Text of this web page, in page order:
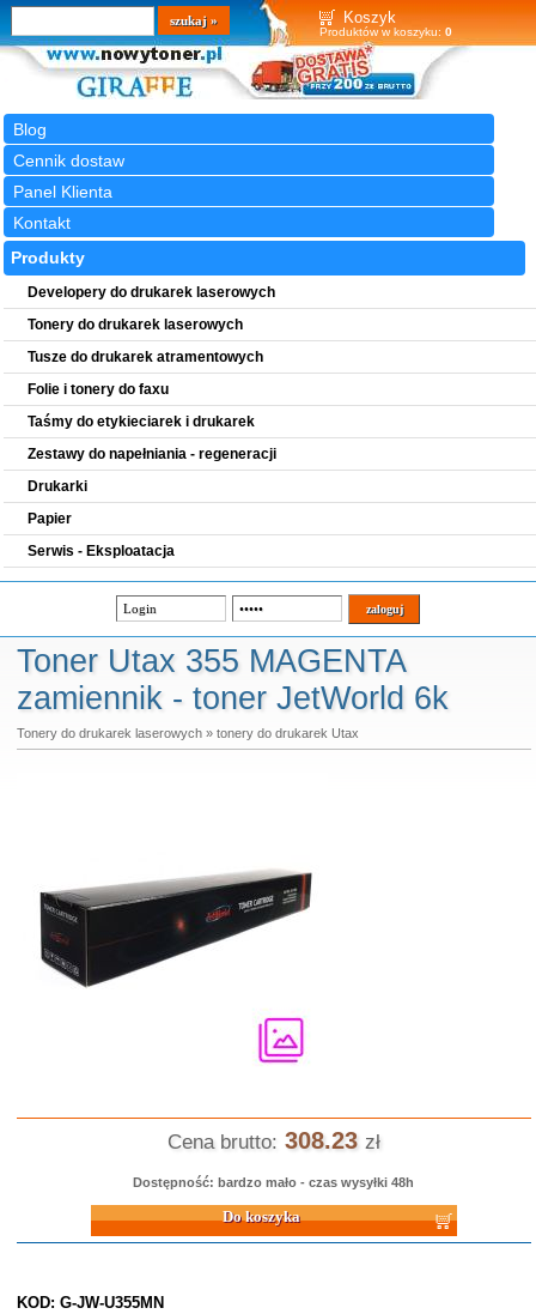
Koszyk
Produktów w koszyku: 0
Blog
Cennik dostaw
Panel Klienta
Kontakt
Wyszukiwarka
szukaj
Produkty
Developery do drukarek laserowych
Tonery do drukarek laserowych
Tusze do drukarek atramentowych
Folie i tonery do faxu
Taśmy do etykieciarek i drukarek
Zestawy do napełniania - regeneracji
Drukarki
Papier
Serwis - Eksploatacja
Toner Utax 355 MAGENTA
zamiennik - toner JetWorld 6k
Tonery do drukarek laserowych» tonery do drukarek Utax
Cena brutto: 308.23 zł
Dostępność: bardzo mało - czas wysyłki 48h
Do koszyka
KOD: G-JW-U355MN